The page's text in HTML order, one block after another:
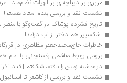
مروری بر دیباچه‌ای بر الهیات نظام‌مند | عرفان
نشست نقد و بررسی بنده استاد هستم!
تاریخ فشرده پوشاک در گفت‌وگو با منظر محمدی
شکسپیر هم دختر از آب درآمد!
خاطرات حاج‌محمدجعفر مظاهری در قرارگاه عبور
بررسی روابط هاشمی رفسنجانی با امام خمینی
در حاشیه زمین را بافتم، شکافتم | قباد آذرآیین
نشست نقد و بررسی از کاشغر تا استانبول